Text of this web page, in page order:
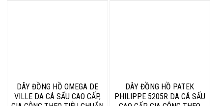
DÂY ĐỒNG HỒ OMEGA DE
VILLE DA CÁ SẤU CAO CẤP,
DÂY ĐỒNG HỒ PATEK
PHILIPPE 5205R DA CÁ SẤU